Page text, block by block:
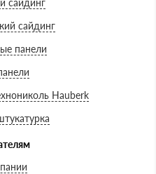
сайдинг
панели
Hauberk